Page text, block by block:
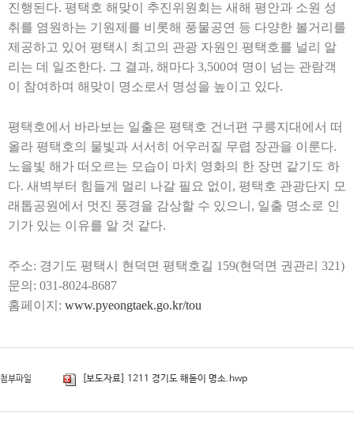
진행된다. 평택호 해맞이 추진위원회는 새해 평안과 소원 성
취를 염원하는 기원제를 비롯해 풍물공연 등 다양한 볼거리를
제공하고 있어 평택시 최고의 관광 자원인 평택호를 널리 알
리는 데 일조한다. 그 결과, 해마다 3,500여 명이 넘는 관람객
이 참여하며 해맞이 명소로서 명성을 높이고 있다.
평택호에서 바라보는 일출은 평택호 건너편 구릉지대에서 떠
올라 평택호의 물빛과 서서히 어우러질 무렵 장관을 이룬다.
노을빛 해가 떠오르는 모습이 마치 영화의 한 장면 같기도 하
다. 새벽부터 힘들게 멀리 나갈 필요 없이 , 평택호 관광단지 모
래톱공원에서 멋진 풍경을 감상할 수 있으니 , 일출 명소로 인
기가 있는 이유를 알 것 같다.
주소: 경기도 평택시 현덕면 평택호길 159(현덕면 권관리 321)
문의 : 031-8024-8687
홈페이지 : www.pyeongtaek.go.kr/tou
첨부파일 [보도자료] 1211 경기도 해돋이 명소.hwp